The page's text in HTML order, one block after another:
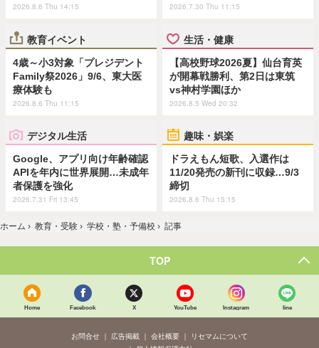
2026.8.6 Thu 14:15 2026.7.30 Thu 11:15
教育イベント
4歳～小3対象「プレジデント
Family祭2026」9/6、東大医
療体験も
2026.8.6 Thu 11:15
生活・健康
【高校野球2026夏】仙台育英
が開幕戦勝利、第2日は東筑
vs神村学園ほか
2026.8.5 Wed 20:32
デジタル生活
Google、アプリ向け年齢確認
APIを年内に世界展開…未成年
者保護を強化
2026.7.31 Fri 13:45
趣味・娯楽
ドラえもん短歌、入選作は
11/20発売の新刊に収録…9/3
締切
2026.8.6 Thu 15:15
ホーム › 教育・受験 › 学校・塾・予備校 › 記事
TOP
Home Facebook X YouTube Instagram line
お問合せ 広告掲載 会社概要
リセマムについて